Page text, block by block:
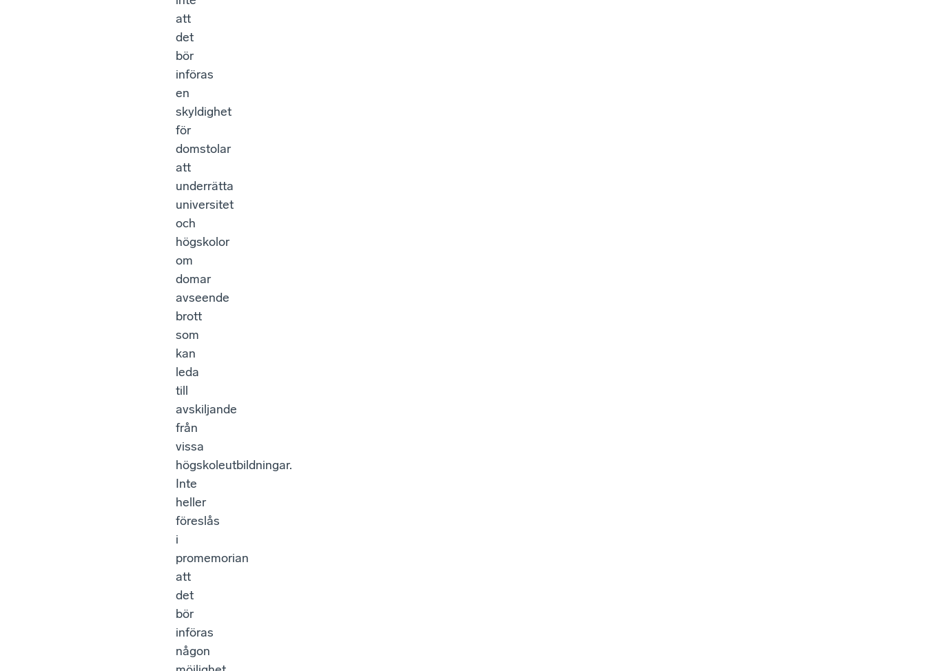
att
det
bör
införas
en
skyldighet
för
domstolar
att
underrätta
universitet
och
högskolor
om
domar
avseende
brott
som
kan
leda
till
avskiljande
från
vissa
högskoleutbildningar.
Inte
heller
föreslås
i
promemorian
att
det
bör
införas
någon